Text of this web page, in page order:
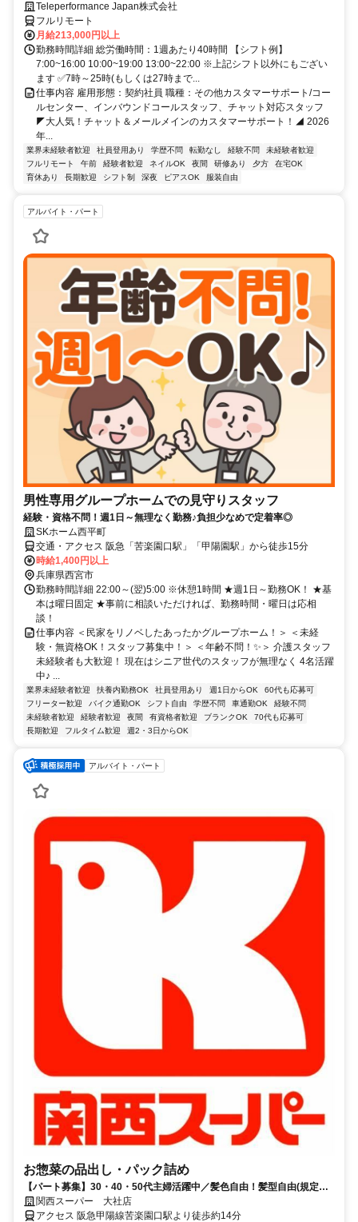
Teleperformance Japan株式会社
フルリモート
月給213,000円以上
勤務時間詳細 総労働時間：1週あたり40時間 【シフト例】
7:00~16:00 10:00~19:00 13:00~22:00 ※上記シフト以外にもござい
ます ✅7時～25時(もしくは27時まで...
仕事内容 雇用形態：契約社員 職種：その他カスタマーサポート/コー
ルセンター、インバウンドコールスタッフ、チャット対応スタッフ
◤大人気！チャット＆メールメインのカスタマーサポート！◢ 2026
年...
業界未経験者歓迎 社員登用あり 学歴不問 転勤なし 経験不問
未経験者歓迎
フルリモート
午前 経験者歓迎 ネイルOK 夜間 研修あり 夕方
在宅OK
育休あり
長期歓迎 シフト制 深夜 ピアスOK 服装自由
アルバイト・パート
男性専用グループホームでの見守りスタッフ
経験・資格不問！週1日～無理なく勤務♪負担少なめで定着率◎
SKホーム西平町
交通・アクセス 阪急「苦楽園口駅」「甲陽園駅」から徒歩15分
時給1,400円以上
兵庫県西宮市
勤務時間詳細 22:00～(翌)5:00 ※休憩1時間 ★週1日～勤務OK！ ★基
本は曜日固定 ★事前に相談いただければ、勤務時間・曜日は応相
談！
仕事内容 ＜民家をリノベしたあったかグループホーム！＞ ＜未経
験・無資格OK！スタッフ募集中！＞ ＜年齢不問！✨＞ 介護スタッフ
未経験者も大歓迎！ 現在はシニア世代のスタッフが無理なく 4名活躍
中♪ ...
業界未経験者歓迎 扶養内勤務OK 社員登用あり 週1日からOK
60代も応募可
フリーター歓迎
バイク通勤OK シフト自由 学歴不問 車通勤OK
経験不問
未経験者歓迎
経験者歓迎 夜間 有資格者歓迎 ブランクOK
70代も応募可
長期歓迎
フルタイム歓迎 週2・3日からOK
アルバイト・パート
お惣菜の品出し・パック詰め
【パート募集】30・40・50代主婦活躍中／髪色自由！髪型自由(規定
有)、嬉しいお買い物特典あり♪
関西スーパー 大社店
アクセス 阪急甲陽線苦楽園口駅より徒歩約14分